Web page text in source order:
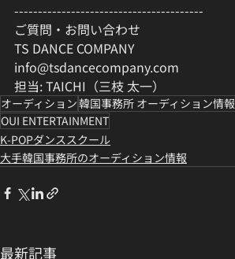
----------------------------------------
ご質問・お問い合わせ
TS DANCE COMPANY
info@tsdancecompany.com
担当: TAICHI（三枝 太一）
オーディション韓国事務所 オーディション情報
OUI ENTERTAINMENT
K-POPダンススクール
大手韓国事務所のオーディション情報
最新記事